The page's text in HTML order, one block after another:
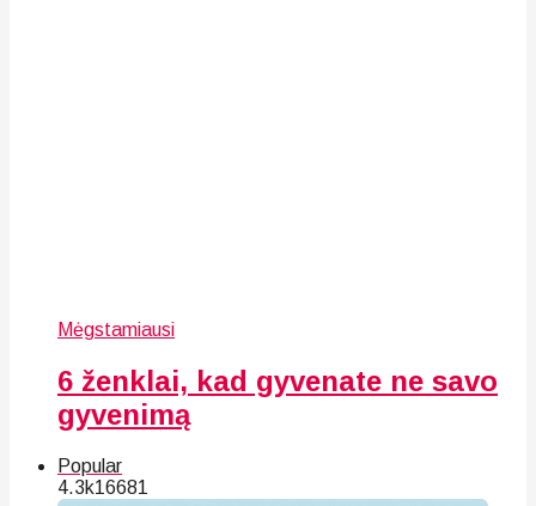
Mėgstamiausi
6 ženklai, kad gyvenate ne savo
gyvenimą
Popular
4.3k16681